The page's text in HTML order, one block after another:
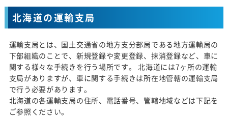
北海道の運輸支局
運輸支局とは、国土交通省の地方支分部局である地方運輸局の
下部組織のことで、新規登録や変更登録、抹消登録など、車に
関する様々な手続きを行う場所です。 北海道には7ヶ所の運輸
支局がありますが、車に関する手続きは所在地管轄の運輸支局
で行う必要があります。
北海道の各運輸支局の住所、電話番号、管轄地域などは下記を
ご参照ください。